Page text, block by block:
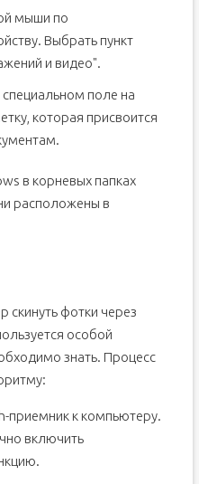
мыши по
Выбрать пункт
и видео".
поле на
которая присвоится
в корневых папках
расположены в
скинуть фотки через
особой
знать. Процесс
приемник к компьютеру.
включить